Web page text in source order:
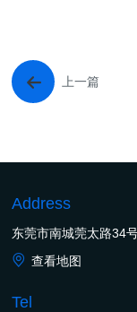
上一篇
Address
东莞市南城莞太路34
查看地图
Tel